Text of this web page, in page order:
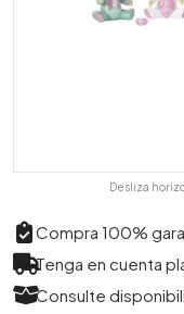
Desliza
Compra 100%
Tenga en cuenta
Consulte